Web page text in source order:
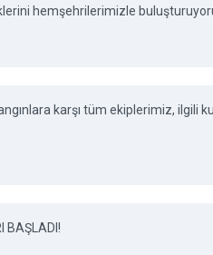
hemşehrilerimizle
karşı tüm ekiplerimiz, ilgili
BAŞLADI!